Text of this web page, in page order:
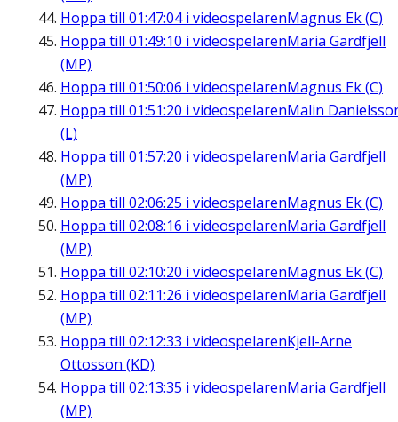
Hoppa till 01:47:04i videospelarenMagnus Ek (C)
Hoppa till 01:49:10 i videospelarenMaria Gardfjell
(MP)
Hoppa till 01:50:06 i videospelarenMagnus Ek (C)
Hoppa till 01:51:20 i videospelarenMalin
(L)
Hoppa till 01:57:20 i videospelarenMaria Gardfjell
(MP)
Hoppa till 02:06:25 i videospelarenMagnus Ek (C)
Hoppa till 02:08:16 i videospelarenMaria Gardfjell
(MP)
Hoppa till 02:10:20 i videospelarenMagnus Ek (C)
Hoppa till 02:11:26 i videospelarenMaria Gardfjell
(MP)
Hoppa till 02:12:33 i videospelarenKjell-Arne
Ottosson (KD)
Hoppa till 02:13:35 i videospelarenMaria Gardfjell
(MP)